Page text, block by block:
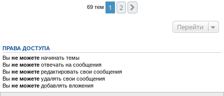
69 тем 1 2
Перейти
ПРАВА ДОСТУПА
Вы не можете начинать темы
Вы не можете отвечать на сообщения
Вы не можете редактировать свои сообщения
Вы не можете удалять свои сообщения
Вы не можете добавлять вложения